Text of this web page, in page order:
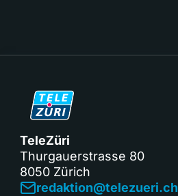
TeleZüri
Thurgauerstrasse 80
8050 Zürich
redaktion@telezueri.ch